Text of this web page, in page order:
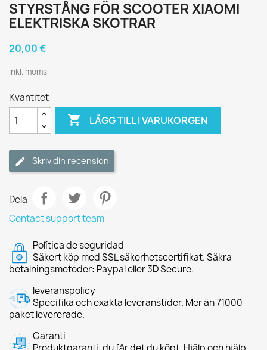
STYRSTÅNG FÖR SCOOTER XIAOMI
ELEKTRISKA SKOTRAR
20,00 €
Inkl. moms
Kvantitet
 LÄGG TILL I VARUKORGEN
Skriv din recension
Dela
Contact support team
Política de seguridad
Säkert köp med SSL säkerhetscertifikat. Säkra
betalningsmetoder: Paypal eller 3D Secure.
leveranspolicy
Specifika och exakta leveranstider. Mer än 71000
paket levererade.
Garanti